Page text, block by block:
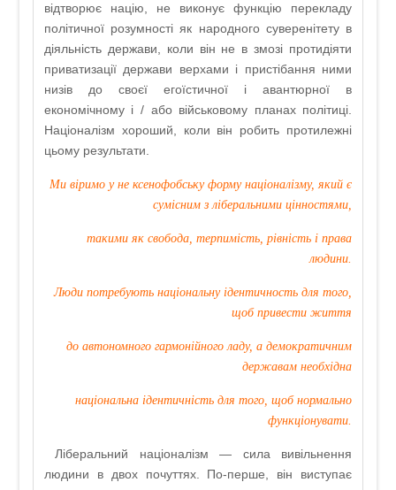
відтворює націю, не виконує функцію перекладу
політичної розумності як народного суверенітету в
діяльність держави, коли він не в змозі протидіяти
приватизації держави верхами і пристібання ними
низів до своєї егоїстичної і авантюрної в
економічному і / або військовому планах політиці.
Націоналізм хороший, коли він робить протилежні
цьому результати.
Ми віримо у не ксенофобську форму націоналізму, який є
сумісним з ліберальними цінностями,
такими як свобода, терпимість, рівність і права
людини.
Люди потребують національну ідентичность для того,
щоб привести життя
до автономного гармонійного ладу, а демократичним
державам необхідна
національна ідентичність для того, щоб нормально
функціонувати.
Ліберальний націоналізм — сила вивільнення
людини в двох почуттях. По-перше, він виступає